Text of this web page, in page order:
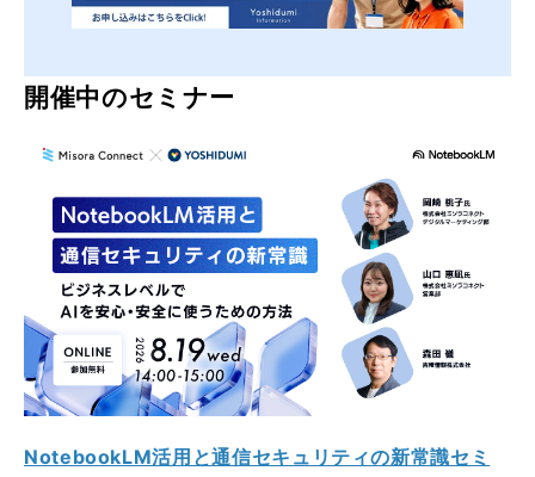
開催中のセミナー
NotebookLM活用と通信セキュリティの新常識セミ